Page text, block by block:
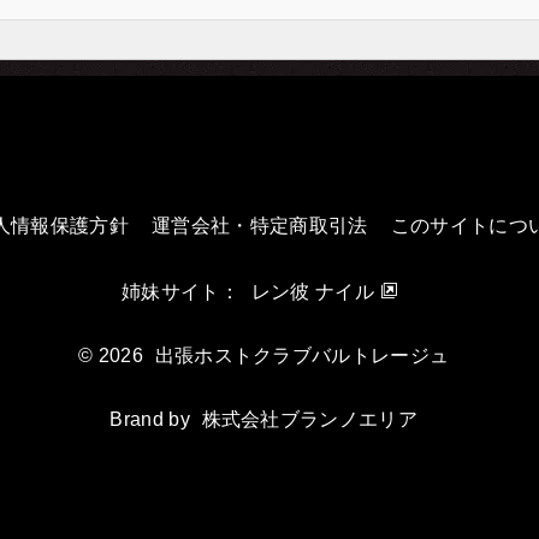
情報保護方針 運営会社・特定商取引法 このサイトにつ
姉妹サイト： レン彼 ナイル
© 2026 出張ホストクラブバルトレージュ
Brand by 株式会社ブランノエリア